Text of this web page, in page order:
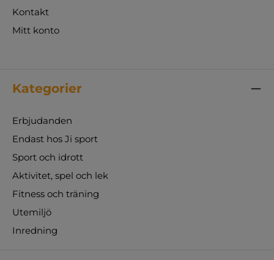
Kontakt
Mitt konto
Kategorier
Erbjudanden
Endast hos Ji sport
Sport och idrott
Aktivitet, spel och lek
Fitness och träning
Utemiljö
Inredning